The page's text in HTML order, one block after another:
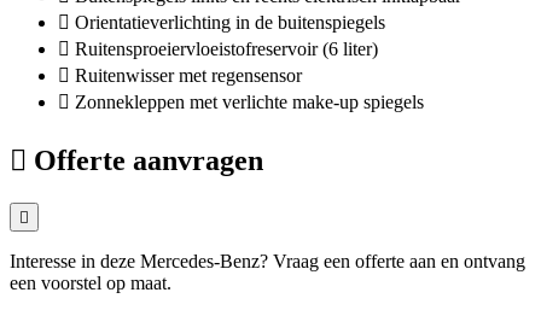
Orientatieverlichting in de buitenspiegels
Ruitensproeiervloeistofreservoir (6 liter)
Ruitenwisser met regensensor
Zonnekleppen met verlichte make-up spiegels
Offerte aanvragen
Interesse in deze Mercedes-Benz? Vraag een offerte aan en ontvang
een voorstel op maat.